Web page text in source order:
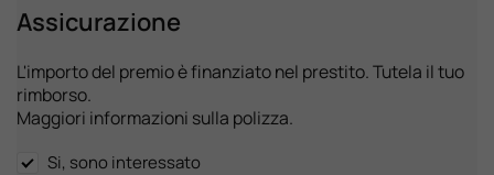
Assicurazione
L'importo del premio è finanziato nel prestito. Tutela il tuo
rimborso.
Maggiori informazioni sulla polizza.
Si, sono interessato